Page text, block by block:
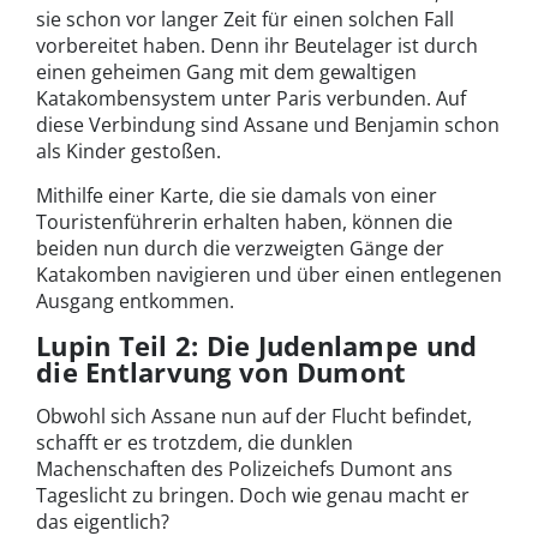
sie schon vor langer Zeit für einen solchen Fall
vorbereitet haben. Denn ihr Beutelager ist durch
einen geheimen Gang mit dem gewaltigen
Katakombensystem unter Paris verbunden. Auf
diese Verbindung sind Assane und Benjamin schon
als Kinder gestoßen.
Mithilfe einer Karte, die sie damals von einer
Touristenführerin erhalten haben, können die
beiden nun durch die verzweigten Gänge der
Katakomben navigieren und über einen entlegenen
Ausgang entkommen.
Lupin Teil 2: Die Judenlampe und
die Entlarvung von Dumont
Obwohl sich Assane nun auf der Flucht befindet,
schafft er es trotzdem, die dunklen
Machenschaften des Polizeichefs Dumont ans
Tageslicht zu bringen. Doch wie genau macht er
das eigentlich?